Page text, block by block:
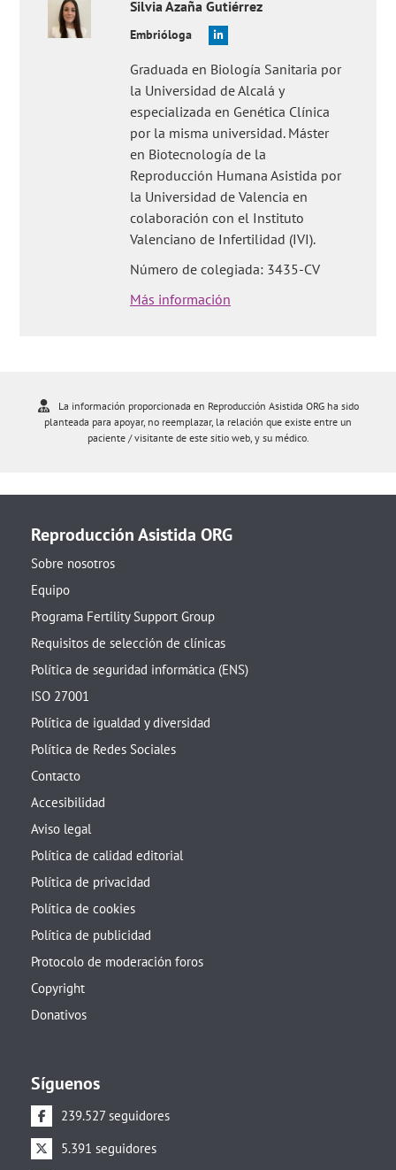
Silvia Azaña Gutiérrez
Embrióloga
Graduada en Biología Sanitaria por
la Universidad de Alcalá y
especializada en Genética Clínica
por la misma universidad. Máster
en Biotecnología de la
Reproducción Humana Asistida por
la Universidad de Valencia en
colaboración con el Instituto
Valenciano de Infertilidad (IVI).
Número de colegiada: 3435-CV
Más información
La información proporcionada en Reproducción Asistida ORG ha sido
planteada para apoyar, no reemplazar, la relación que existe entre un
paciente / visitante de este sitio web, y su médico.
Reproducción Asistida ORG
Sobre nosotros
Equipo
Programa Fertility Support Group
Requisitos de selección de clínicas
Política de seguridad informática (ENS)
ISO 27001
Política de igualdad y diversidad
Política de Redes Sociales
Contacto
Accesibilidad
Aviso legal
Política de calidad editorial
Política de privacidad
Política de cookies
Política de publicidad
Protocolo de moderación foros
Copyright
Donativos
Síguenos
239.527 seguidores
5.391 seguidores